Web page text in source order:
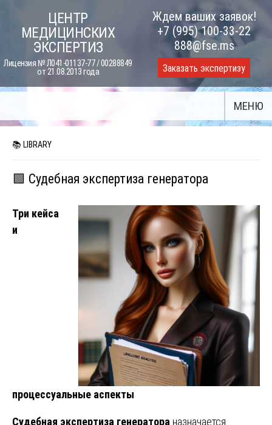
content
ЦЕНТР
МЕДИЦИНСКИХ
ЭКСПЕРТИЗ
Лицензия № Л041-01137-77 / 00288849
от 21.08.2013 года
Ждем ваших заявок!
+7 (995) 100-33-22
888@fse.ms
Заказать экспертизу
МЕНЮ
📚 LIBRARY
🟩 Судебная экспертиза генератора
Три кейса
и
процессуальные аспекты
Судебная экспертиза генератора назначается